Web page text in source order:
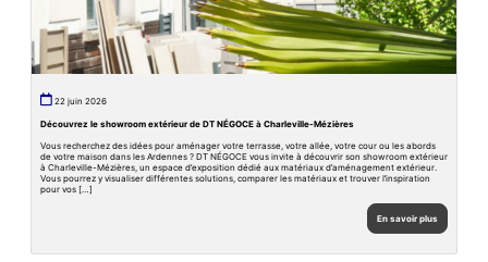
22 juin 2026
Découvrez le showroom extérieur de DT NÉGOCE à Charleville-Mézières
Vous recherchez des idées pour aménager votre terrasse, votre allée, votre cour ou les abords
de votre maison dans les Ardennes ? DT NÉGOCE vous invite à découvrir son showroom extérieur
à Charleville-Mézières, un espace d’exposition dédié aux matériaux d’aménagement extérieur.
Vous pourrez y visualiser différentes solutions, comparer les matériaux et trouver l’inspiration
pour vos […]
En savoir plus